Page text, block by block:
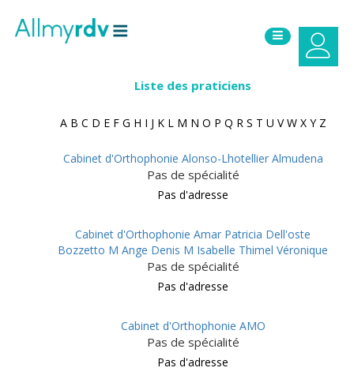
Liste des praticiens
A B C D E F G H I J K L M N O P Q R S T U V W X Y Z
Cabinet d'Orthophonie Alonso-Lhotellier Almudena
Pas de spécialité
Pas d'adresse
Cabinet d'Orthophonie Amar Patricia Dell'oste
Bozzetto M Ange Denis M Isabelle Thimel Véronique
Pas de spécialité
Pas d'adresse
Cabinet d'Orthophonie AMO
Pas de spécialité
Pas d'adresse